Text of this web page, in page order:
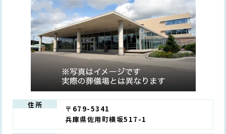
住所
〒679-5341
兵庫県佐用町横坂517-1